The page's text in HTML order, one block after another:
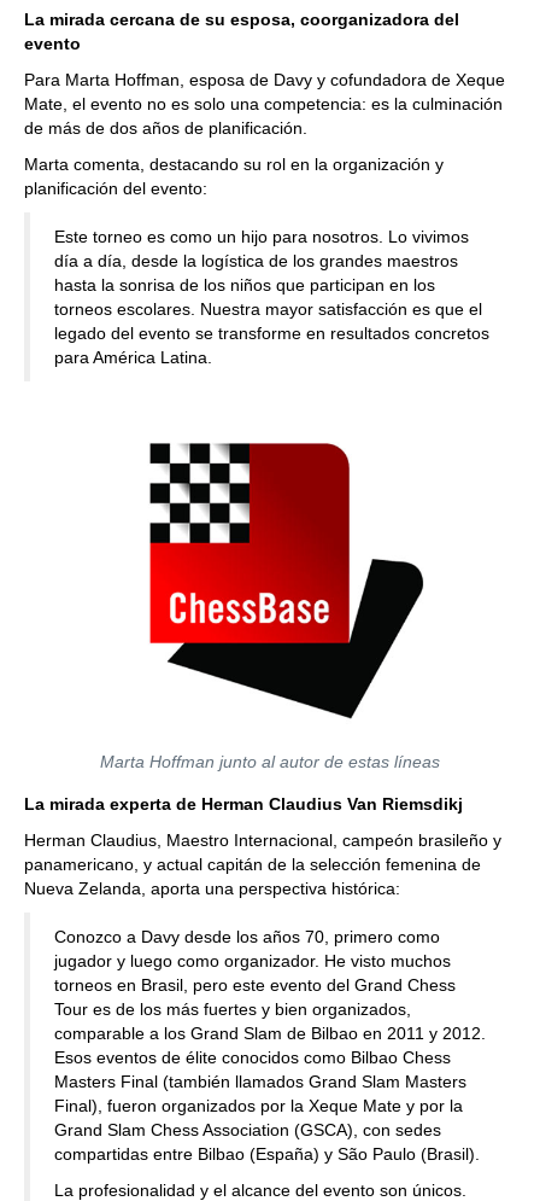
La mirada cercana de su esposa, coorganizadora del
evento
Para Marta Hoffman, esposa de Davy y cofundadora de Xeque
Mate, el evento no es solo una competencia: es la culminación
de más de dos años de planificación.
Marta comenta, destacando su rol en la organización y
planificación del evento:
Este torneo es como un hijo para nosotros. Lo vivimos
día a día, desde la logística de los grandes maestros
hasta la sonrisa de los niños que participan en los
torneos escolares. Nuestra mayor satisfacción es que el
legado del evento se transforme en resultados concretos
para América Latina.
Marta Hoffman junto al autor de estas líneas
La mirada experta de Herman Claudius Van Riemsdikj
Herman Claudius, Maestro Internacional, campeón brasileño y
panamericano, y actual capitán de la selección femenina de
Nueva Zelanda, aporta una perspectiva histórica:
Conozco a Davy desde los años 70, primero como
jugador y luego como organizador. He visto muchos
torneos en Brasil, pero este evento del Grand Chess
Tour es de los más fuertes y bien organizados,
comparable a los Grand Slam de Bilbao en 2011 y 2012.
Esos eventos de élite conocidos como Bilbao Chess
Masters Final (también llamados Grand Slam Masters
Final), fueron organizados por la Xeque Mate y por la
Grand Slam Chess Association (GSCA), con sedes
compartidas entre Bilbao (España) y São Paulo (Brasil).
La profesionalidad y el alcance del evento son únicos.